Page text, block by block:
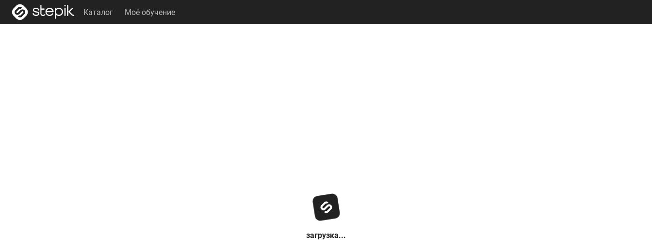
Каталог Моё обучение
загрузка...